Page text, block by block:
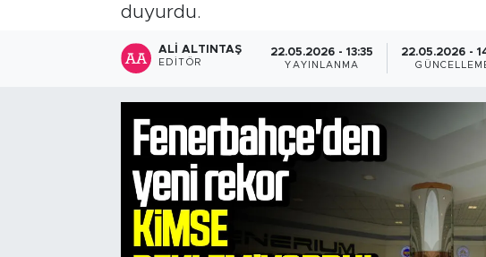
duyurdu.
ALI ALTINTAŞ
EDITÖR
22.05.2026 - 13:35
YAYINLANMA
22.05.2026 -
Tüm Manşetler
Son Dakika Haberleri
Haber Arşivi